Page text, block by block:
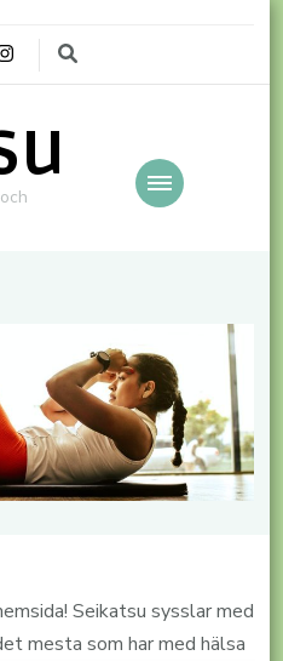
Seikatsu sysslar med
mesta som har med hälsa